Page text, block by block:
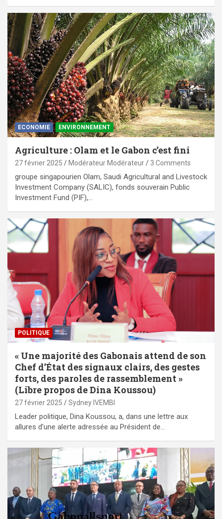
ECONOMIE ENVIRONNEMENT
Agriculture : Olam et le Gabon c’est fini
27 février 2025 Modérateur Modérateur 3 Comments
groupe singapourien Olam, Saudi Agricultural and Livestock
Investment Company (SALIC), fonds souverain Public
Investment Fund (PIF),…
POLITIQUE
« Une majorité des Gabonais attend de son
Chef d’État des signaux clairs, des gestes
forts, des paroles de rassemblement »
(Libre propos de Dina Koussou)
27 février 2025 Sydney IVEMBI
Leader politique, Dina Koussou, a, dans une lettre aux
allures d’une alerte adressée au Président de…